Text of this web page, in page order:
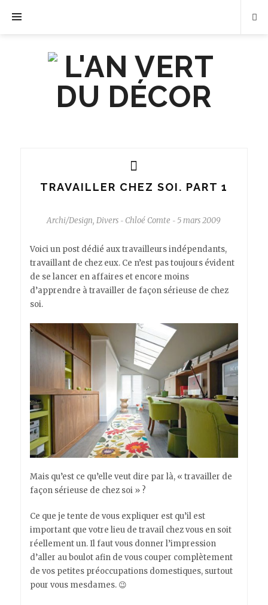
TRAVAILLER CHEZ SOI. PART 1
Archi/Design,Divers - Chloé Comte - 5 mars 2009
Voici un post dédié aux travailleurs indépendants,
travaillant de chez eux. Ce n’est pas toujours évident
de se lancer en affaires et encore moins
d’apprendre à travailler de façon sérieuse de chez
soi.
Mais qu’est ce qu’elle veut dire par là, « travailler de
façon sérieuse de chez soi » ?
Ce que je tente de vous expliquer est qu’il est
important que votre lieu de travail chez vous en soit
réellement un. Il faut vous donner l’impression
d’aller au boulot afin de vous couper complètement
de vos petites préoccupations domestiques, surtout
pour vous mesdames. 😉